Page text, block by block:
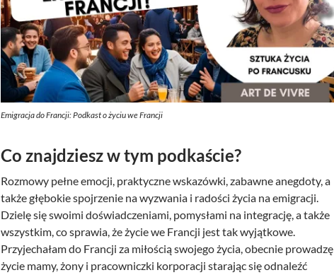
Emigracja do Francji: Podkast o życiu we Francji
Co znajdziesz w tym podkaście?
Rozmowy pełne emocji, praktyczne wskazówki, zabawne anegdoty, a
także głębokie spojrzenie na wyzwania i radości życia na emigracji.
Dzielę się swoimi doświadczeniami, pomysłami na integrację, a także
wszystkim, co sprawia, że życie we Francji jest tak wyjątkowe.
Przyjechałam do Francji za miłością swojego życia, obecnie prowadzę
życie mamy, żony i pracowniczki korporacji starając się odnaleźć